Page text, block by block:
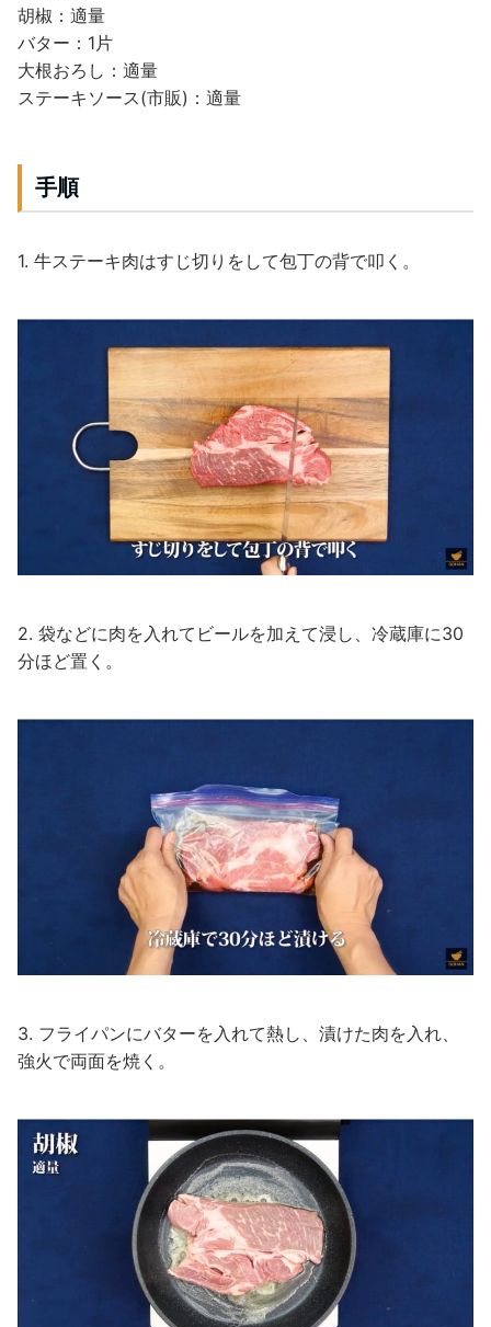
胡椒：適量
バター：1片
大根おろし：適量
ステーキソース(市販)：適量
手順
1. 牛ステーキ肉はすじ切りをして包丁の背で叩く。
2. 袋などに肉を入れてビールを加えて浸し、冷蔵庫に30
分ほど置く。
3. フライパンにバターを入れて熱し、漬けた肉を入れ、
強火で両面を焼く。